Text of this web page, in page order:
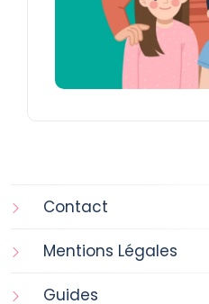
Contact
Mentions Légales
Guides